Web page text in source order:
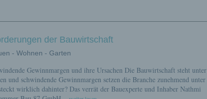
der Bauwirtschaft
- Wohnen - Garten
Gewinnmargen und ihre Ursachen Die Bauwirtschaft steht unter
und schwindende Gewinnmargen setzen die Branche zunehmend unter
wirklich dahinter? Das verrät der Bauexperte und Inhaber Nathmi